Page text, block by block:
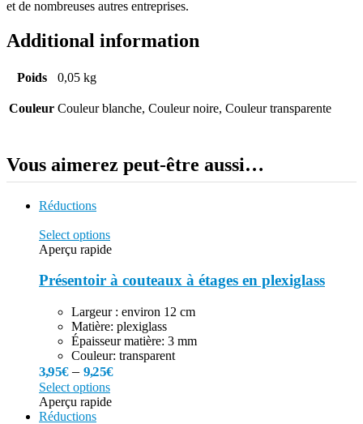
et de nombreuses autres entreprises.
Additional information
Poids 0,05 kg
Couleur Couleur blanche, Couleur noire, Couleur transparente
Vous aimerez peut-être aussi…
Réductions
Select options
Aperçu rapide
Présentoir à couteaux à étages en plexiglass
Largeur : environ 12 cm
Matière: plexiglass
Épaisseur matière: 3 mm
Couleur: transparent
3,95€–9,25€
Select options
Aperçu rapide
Réductions